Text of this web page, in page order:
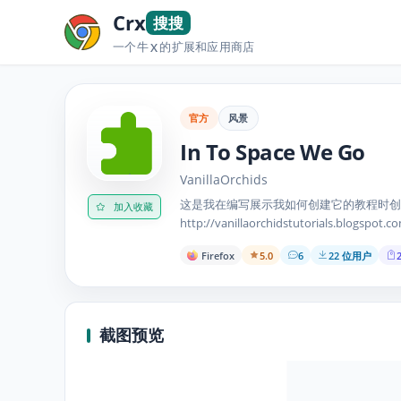
Crx 搜搜
一个牛X的扩展和应用商店
加入收藏
官方 风景
In To Space We Go
VanillaOrchids
这是我在编写展示我如何创建它的教程时
http://
Firefox 5.0 6 22 位用户
截图预览